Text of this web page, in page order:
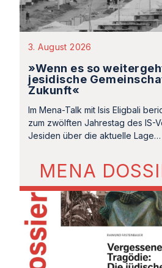
3. August 2026
»Wenn es so
jesidische
Zukunft«
Im Mena-Talk mit Isis Eligbali
zum zwölften Jahrestag des IS-
Jesiden über die aktuelle Lage…
MENA